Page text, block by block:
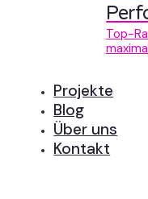
Top-
Projekte
Blog
Über uns
Kontakt